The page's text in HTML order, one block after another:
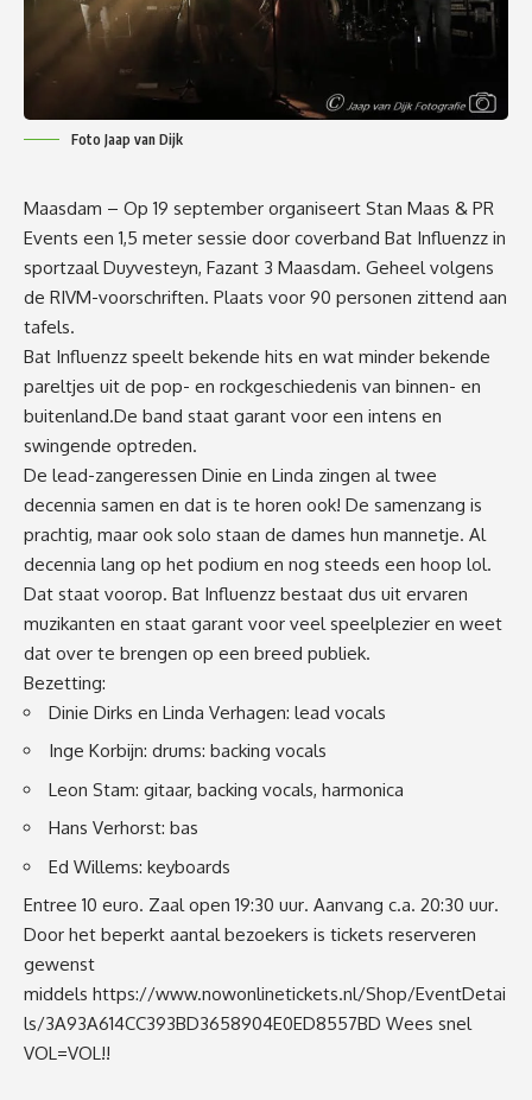
Foto Jaap van Dijk
Maasdam – Op 19 september organiseert Stan Maas & PR
Events een 1,5 meter sessie door coverband Bat Influenzz in
sportzaal Duyvesteyn, Fazant 3 Maasdam. Geheel volgens
de RIVM-voorschriften. Plaats voor 90 personen zittend aan
tafels.
Bat Influenzz speelt bekende hits en wat minder bekende
pareltjes uit de pop- en rockgeschiedenis van binnen- en
buitenland.De band staat garant voor een intens en
swingende optreden.
De lead-zangeressen Dinie en Linda zingen al twee
decennia samen en dat is te horen ook! De samenzang is
prachtig, maar ook solo staan de dames hun mannetje. Al
decennia lang op het podium en nog steeds een hoop lol.
Dat staat voorop. Bat Influenzz bestaat dus uit ervaren
muzikanten en staat garant voor veel speelplezier en weet
dat over te brengen op een breed publiek.
Bezetting:
Dinie Dirks en Linda Verhagen: lead vocals
Inge Korbijn: drums: backing vocals
Leon Stam: gitaar, backing vocals, harmonica
Hans Verhorst: bas
Ed Willems: keyboards
Entree 10 euro. Zaal open 19:30 uur. Aanvang c.a. 20:30 uur.
Door het beperkt aantal bezoekers is tickets reserveren
gewenst
middels https://www.nowonlinetickets.nl/Shop/EventDetai
ls/3A93A614CC393BD3658904E0ED8557BD Wees snel
VOL=VOL!!